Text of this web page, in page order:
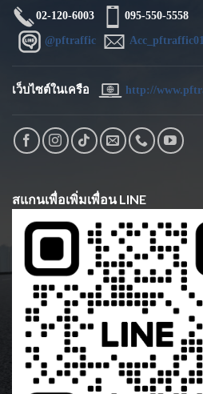
02-120-6003
095-550-
@pftraffic
เว็บไซต์ในเครือ http://
สแกนเพื่อเพิ่มเพื่อน LINE